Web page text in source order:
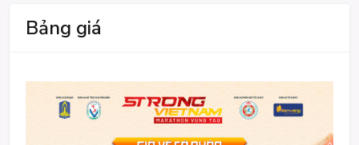
Bảng giá